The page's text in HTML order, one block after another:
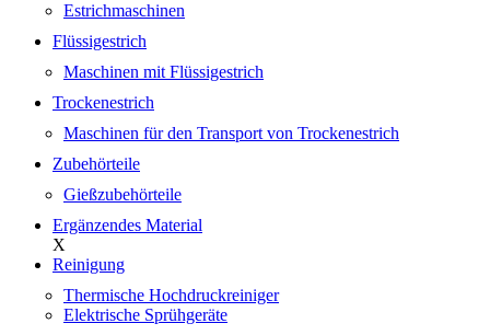
Estrichmaschinen
Flüssigestrich
Maschinen mit Flüssigestrich
Trockenestrich
Maschinen für den Transport von Trockenestrich
Zubehörteile
Gießzubehörteile
Ergänzendes Material
X
Reinigung
Thermische Hochdruckreiniger
Elektrische Sprühgeräte